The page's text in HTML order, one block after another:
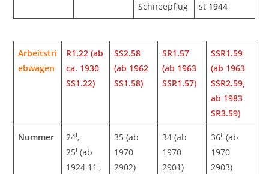
Schneepflug
st 1944
Arbeitstri
ebwagen
R1.22 (ab
ca. 1930
SS1.22)
SS2.58
(ab 1962
SS1.58)
SR1.57
(ab 1963
SSR1.57)
SSR1.59
(ab 1963
SSR2.59,
ab 1983
SR3.59)
Nummer 24I,
25I (ab
1924 11 I,
35 (ab
1970
2902)
34 (ab
1970
2901)
36II(ab
1970
2903)